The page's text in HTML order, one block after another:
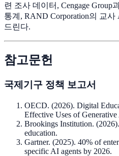
련 조사 데이터, Cengage Group
통계, RAND Corporation의 교
드린다.
참고문헌
국제기구 정책 보고서
OECD. (2026). Digital
Effective Uses of
Brookings Institution.
education.
Gartner. (2025). 40% of
specific AI agents by 2026.